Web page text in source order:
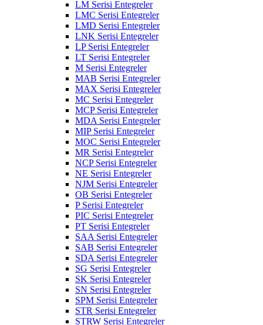
LM Serisi Entegreler
LMC Serisi Entegreler
LMD Serisi Entegreler
LNK Serisi Entegreler
LP Serisi Entegreler
LT Serisi Entegreler
M Serisi Entegreler
MAB Serisi Entegreler
MAX Serisi Entegreler
MC Serisi Entegreler
MCP Serisi Entegreler
MDA Serisi Entegreler
MIP Serisi Entegreler
MOC Serisi Entegreler
MR Serisi Entegreler
NCP Serisi Entegreler
NE Serisi Entegreler
NJM Serisi Entegreler
OB Serisi Entegreler
P Serisi Entegreler
PIC Serisi Entegreler
PT Serisi Entegreler
SAA Serisi Entegreler
SAB Serisi Entegreler
SDA Serisi Entegreler
SG Serisi Entegreler
SK Serisi Entegreler
SN Serisi Entegreler
SPM Serisi Entegreler
STR Serisi Entegreler
STRW Serisi Entegreler